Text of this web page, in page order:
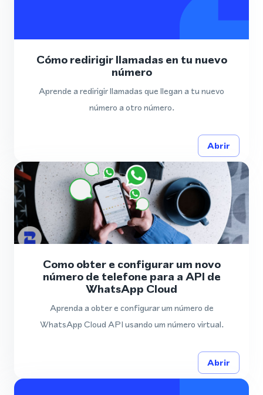
Cómo redirigir llamadas en tu nuevo
número
Aprende a redirigir llamadas que llegan a tu nuevo
número a otro número.
Abrir
Como obter e configurar um novo
número de telefone para a API de
WhatsApp Cloud
Aprenda a obter e configurar um número de
WhatsApp Cloud API usando um número virtual.
Abrir